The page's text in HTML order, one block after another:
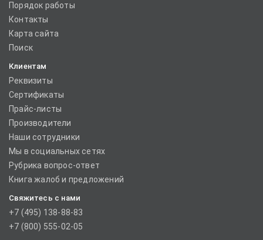
Порядок работы
Контакты
Карта сайта
Поиск
Клиентам
Реквизиты
Сертификаты
Прайс-листы
Производители
Наши сотрудники
Мы в социальных сетях
Рубрика вопрос-ответ
Книга жалоб и предложений
Свяжитесь с нами
+7 (495) 138-88-83
+7 (800) 555-02-05